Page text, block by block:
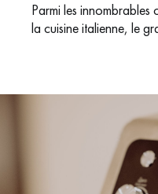
Parmi les
la cuisine italienne, le